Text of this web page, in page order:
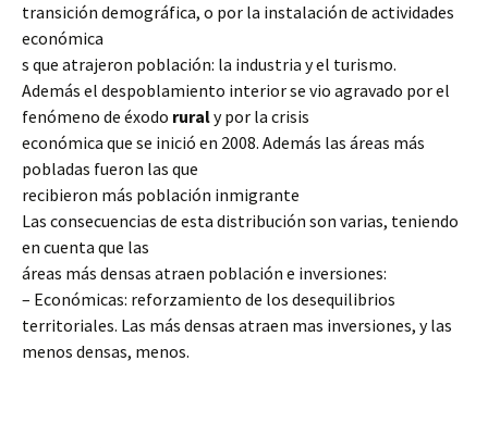
transición demográfica, o por la instalación de actividades
económica
s que atrajeron población: la industria y el turismo.
Además el despoblamiento interior se vio agravado por el
fenómeno de éxodo ruraly por la crisis
económica que se inició en 2008. Además las áreas más
pobladas fueron las que
recibieron más población inmigrante
Las consecuencias de esta distribución son varias, teniendo
en cuenta que las
áreas más densas atraen población e inversiones:
– Económicas: reforzamiento de los desequilibrios
territoriales. Las más densas atraen mas inversiones, y las
menos densas, menos.